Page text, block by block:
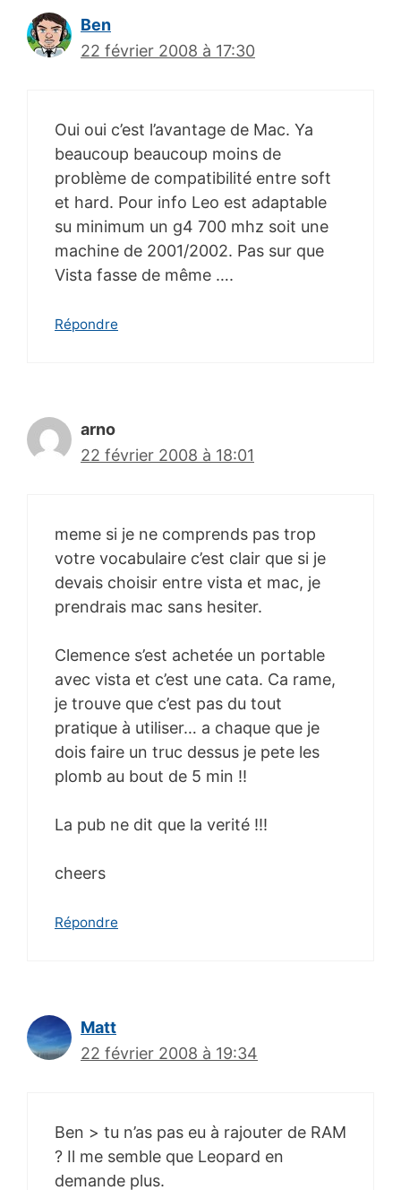
Ben
22 février 2008 à 17:30
Oui oui c’est l’avantage de Mac. Ya
beaucoup beaucoup moins de
problème de compatibilité entre soft
et hard. Pour info Leo est adaptable
su minimum un g4 700 mhz soit une
machine de 2001/2002. Pas sur que
Vista fasse de même ….
Répondre
arno
22 février 2008 à 18:01
meme si je ne comprends pas trop
votre vocabulaire c’est clair que si je
devais choisir entre vista et mac, je
prendrais mac sans hesiter.
Clemence s’est achetée un portable
avec vista et c’est une cata. Ca rame,
je trouve que c’est pas du tout
pratique à utiliser… a chaque que je
dois faire un truc dessus je pete les
plomb au bout de 5 min !!
La pub ne dit que la verité !!!
cheers
Répondre
Matt
22 février 2008 à 19:34
Ben > tu n’as pas eu à rajouter de RAM
? Il me semble que Leopard en
demande plus.